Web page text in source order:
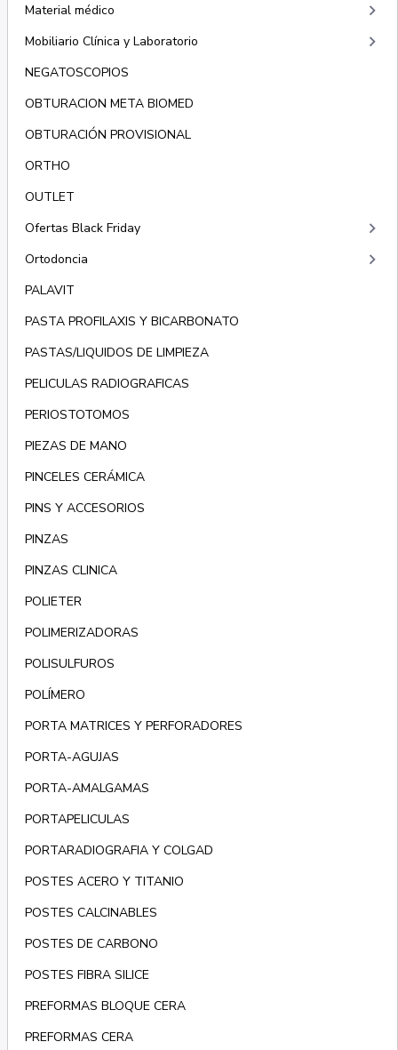
Material médico keyboard_arrow_right
Mobiliario Clínica y Laboratorio keyboard_arrow_right
NEGATOSCOPIOS
OBTURACION META BIOMED
OBTURACIÓN PROVISIONAL
ORTHO
OUTLET
Ofertas Black Friday
keyboard_arrow_right
Ortodoncia keyboard_arrow_right
PALAVIT
PASTA PROFILAXIS Y BICARBONATO
PASTAS/LIQUIDOS DE LIMPIEZA
PELICULAS RADIOGRAFICAS
PERIOSTOTOMOS
PIEZAS DE MANO
PINCELES CERÁMICA
PINS Y ACCESORIOS
PINZAS
PINZAS CLINICA
POLIETER
POLIMERIZADORAS
POLISULFUROS
POLÍMERO
PORTA MATRICES Y PERFORADORES
PORTA-AGUJAS
PORTA-AMALGAMAS
PORTAPELICULAS
PORTARADIOGRAFIA Y COLGAD
POSTES ACERO Y TITANIO
POSTES CALCINABLES
POSTES DE CARBONO
POSTES FIBRA SILICE
PREFORMAS BLOQUE CERA
PREFORMAS CERA